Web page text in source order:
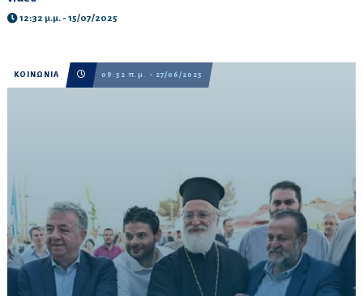
12:32 μ.μ. - 15/07/2025
ΚΟΙΝΩΝΙΑ 09:52 π.μ. - 27/06/2025